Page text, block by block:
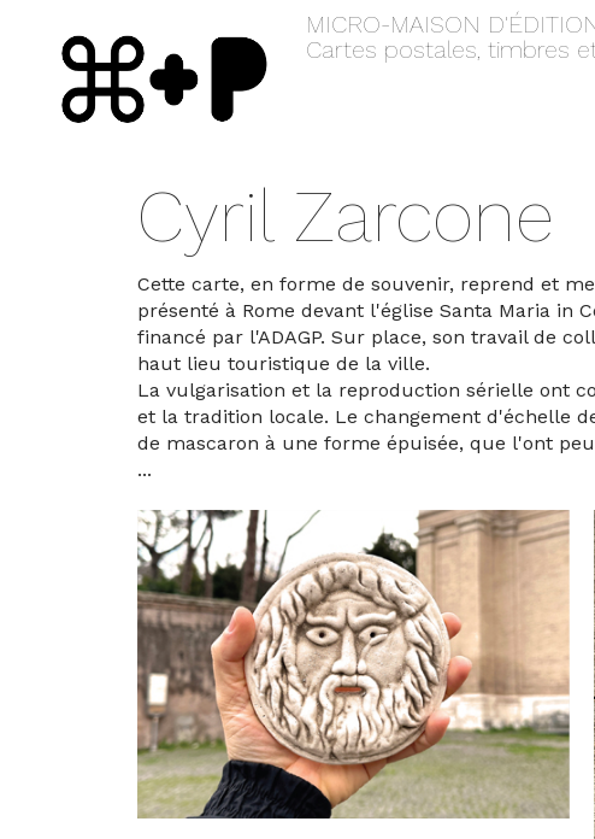
MICRO-MAISON
Cartes postales, timbres
Cyril Zarcone
Cette carte, en forme de souvenir, reprend et
présenté à Rome devant l'église Santa Maria in
financé par l'ADAGP. Sur place, son travail de
haut lieu touristique de la ville.
La vulgarisation et la reproduction sérielle ont
et la tradition locale. Le changement d'échelle
de mascaron à une forme épuisée, que l'ont
...